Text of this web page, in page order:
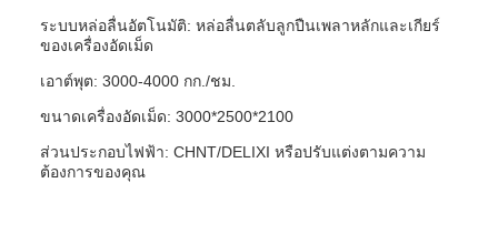
ระบบหล่อลื่นอัตโนมัติ: หล่อลื่นตลับลูกปืนเพลาหลักและเกียร์
ของเครื่องอัดเม็ด
เอาต์พุต: 3000-4000 กก./ชม.
ขนาดเครื่องอัดเม็ด: 3000*2500*2100
ส่วนประกอบไฟฟ้า: CHNT/DELIXI หรือปรับแต่งตามความ
ต้องการของคุณ